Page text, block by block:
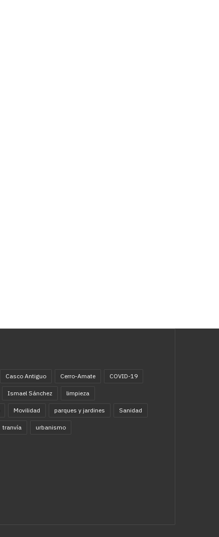
Casco Antiguo Cerro-Amate COVID-19
Ismael Sánchez limpieza
Movilidad parques y jardines Sanidad
tranvía urbanismo